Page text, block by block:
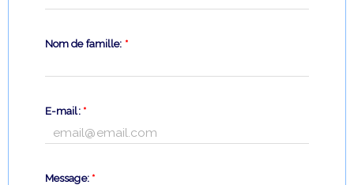
Nom de famille: *
E-mail: *
Message: *